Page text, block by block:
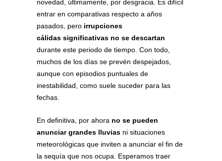
novedad, últimamente, por desgracia. Es difícil
entrar en comparativas respecto a años
pasados, pero irrupciones
cálidas significativas no se descartan
durante este periodo de tiempo. Con todo,
muchos de los días se prevén despejados,
aunque con episodios puntuales de
inestabilidad, como suele suceder para las
fechas.
En definitiva, por ahora no se pueden
anunciar grandes lluvias ni situaciones
meteorológicas que inviten a anunciar el fin de
la sequía que nos ocupa. Esperamos traer